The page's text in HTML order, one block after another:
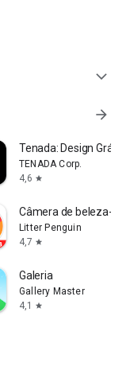
expand_more
arrow_forward
Tenada: Design
TENADA Corp.
4,6 star
Câmera de beleza-
Litter Penguin
4,7 star
Galeria
Gallery Master
4,1
star